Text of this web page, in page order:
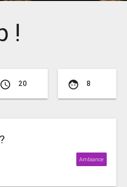
!
access_time 20 face 8
Ambiance